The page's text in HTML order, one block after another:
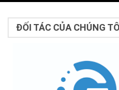
ĐỐI TÁC CỦA CHÚNG